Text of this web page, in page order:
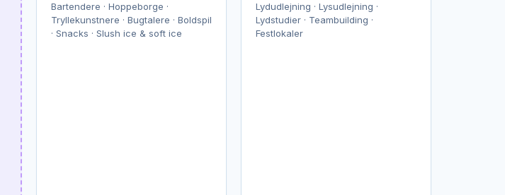
Bartendere · Hoppeborge ·
Tryllekunstnere · Bugtalere · Boldspil
· Snacks · Slush ice & soft ice
Lydudlejning · Lysudlejning ·
Lydstudier · Teambuilding ·
Festlokaler